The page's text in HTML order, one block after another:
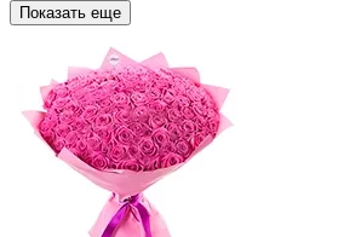
Показать еще